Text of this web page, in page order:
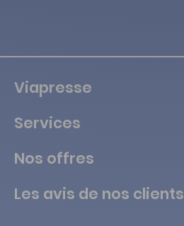
Viapresse
Services
Nos offres
Les avis de nos clients